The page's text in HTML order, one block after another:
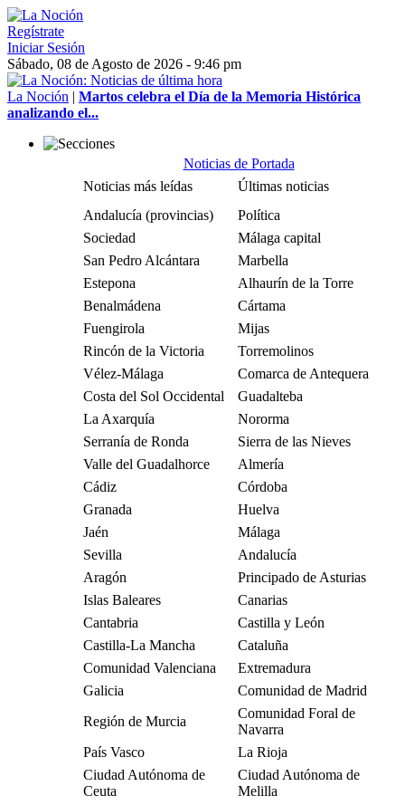
Regístrate
Iniciar Sesión
Sábado, 08 de Agosto de 2026 - 9:46 pm
La Noción | Martos celebra el Día de la Memoria Histórica
analizando el...
Noticias de Portada
Noticias más leídas
Últimas noticias
Andalucía (provincias)
Política
Sociedad
Málaga capital
San Pedro Alcántara
Marbella
Estepona
Alhaurín de la Torre
Benalmádena
Cártama
Fuengirola
Mijas
Rincón de la Victoria
Torremolinos
Vélez-Málaga
Comarca de Antequera
Costa del Sol Occidental
Guadalteba
La Axarquía
Nororma
Serranía de Ronda
Sierra de las Nieves
Valle del Guadalhorce
Almería
Cádiz
Córdoba
Granada
Huelva
Jaén
Málaga
Sevilla
Andalucía
Aragón
Principado de Asturias
Islas Baleares
Canarias
Cantabria
Castilla y León
Castilla-La Mancha
Cataluña
Comunidad Valenciana
Extremadura
Galicia
Comunidad de Madrid
Región de Murcia
Comunidad Foral de
Navarra
País Vasco
La Rioja
Ciudad Autónoma de
Ceuta
Ciudad Autónoma de
Melilla